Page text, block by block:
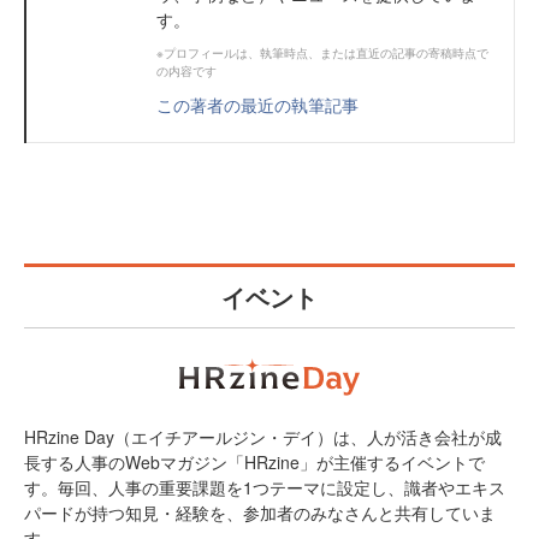
す。
※プロフィールは、執筆時点、または直近の記事の寄稿時点で
の内容です
この著者の最近の執筆記事
イベント
HRzine Day（エイチアールジン・デイ）は、人が活き会社が成
長する人事のWebマガジン「HRzine」が主催するイベントで
す。毎回、人事の重要課題を1つテーマに設定し、識者やエキス
パードが持つ知見・経験を、参加者のみなさんと共有していま